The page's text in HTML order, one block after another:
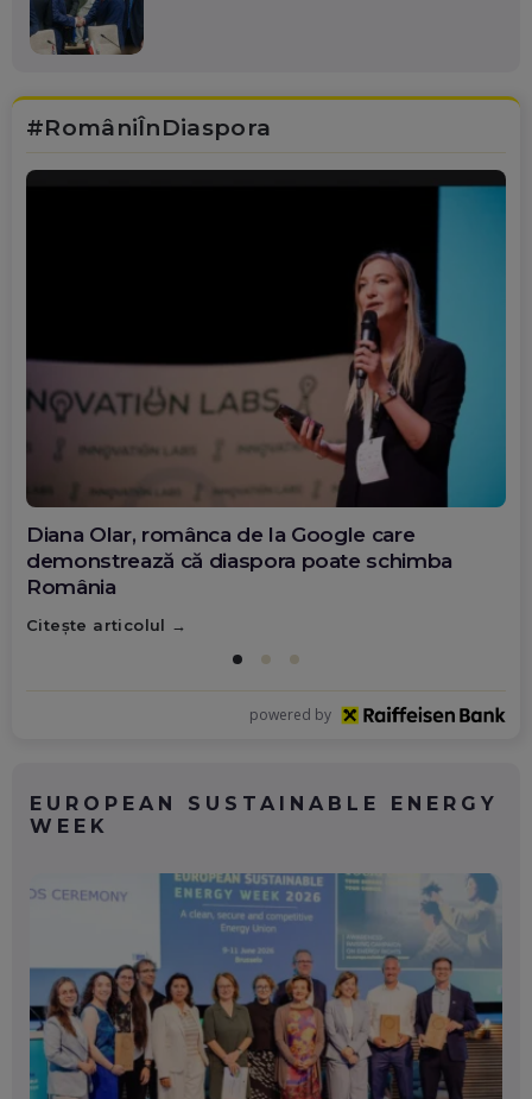
#RomâniÎnDiaspora
Diana Olar, românca de la Google care
demonstrează că diaspora poate schimba
România
Citește articolul
powered by
EUROPEAN SUSTAINABLE ENERGY
WEEK